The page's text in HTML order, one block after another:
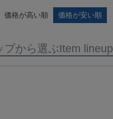
価格が高い順 価格が安い順
プから選ぶItem lineup